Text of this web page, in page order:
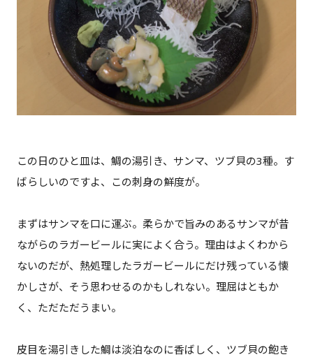
この日のひと皿は、鯛の湯引き、サンマ、ツブ貝の3種。す
ばらしいのですよ、この刺身の鮮度が。
まずはサンマを口に運ぶ。柔らかで旨みのあるサンマが昔
ながらのラガービールに実によく合う。理由はよくわから
ないのだが、熱処理したラガービールにだけ残っている懐
かしさが、そう思わせるのかもしれない。理屈はともか
く、ただただうまい。
皮目を湯引きした鯛は淡泊なのに香ばしく、ツブ貝の飽き